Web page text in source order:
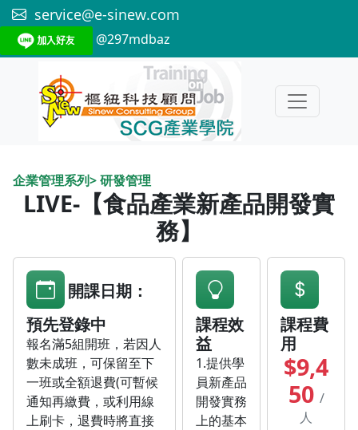
service@e-sinew.com
@297mdbaz
企業管理系列> 研發管理
LIVE-【食品產業新產品開發實
務】
開課日期：
預先登錄中
報名滿5組開班，若因人
數未成班，可保留至下
一班或全額退費(可暫候
通知再繳費，或利用線
上刷卡，退費時將直接
課程效
益
1.提供學
員新產品
開發實務
上的基本
課程費
用
$9,4
50 /
人